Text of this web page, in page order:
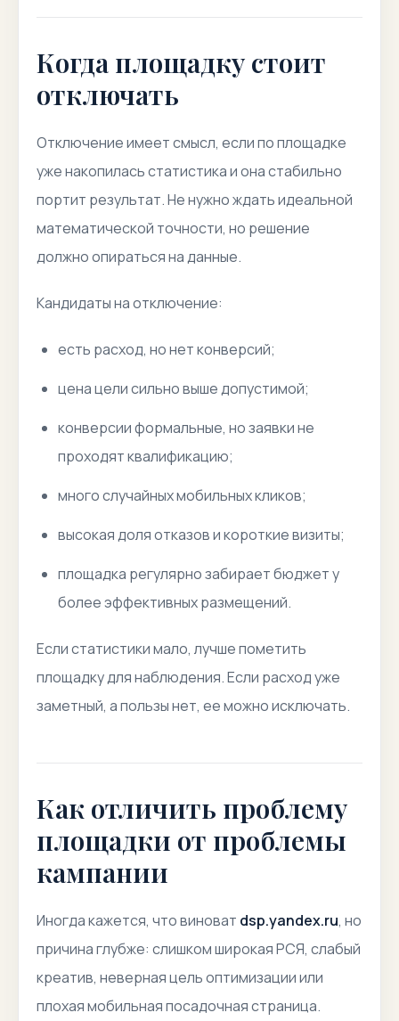
Когда площадку стоит
отключать
Отключение имеет смысл, если по площадке
уже накопилась статистика и она стабильно
портит результат. Не нужно ждать идеальной
математической точности, но решение
должно опираться на данные.
Кандидаты на отключение:
есть расход, но нет конверсий;
цена цели сильно выше допустимой;
конверсии формальные, но заявки не
проходят квалификацию;
много случайных мобильных кликов;
высокая доля отказов и короткие визиты;
площадка регулярно забирает бюджет у
более эффективных размещений.
Если статистики мало, лучше пометить
площадку для наблюдения. Если расход уже
заметный, а пользы нет, ее можно исключать.
Как отличить проблему
площадки от проблемы
кампании
Иногда кажется, что виноват dsp.yandex.ru, но
причина глубже: слишком широкая РСЯ, слабый
креатив, неверная цель оптимизации или
плохая мобильная посадочная страница.